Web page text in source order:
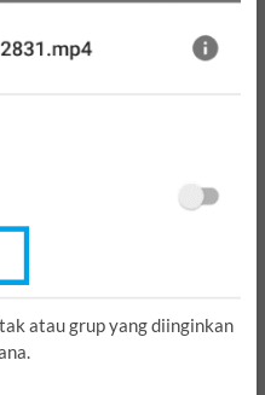
atau grup yang diinginkan